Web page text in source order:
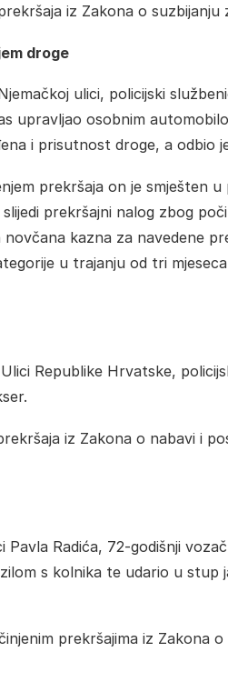
iz Zakona o suzbijanju
droge
ulici, policijski
upravljao osobnim
i prisutnost droge, a odbio
prekršaja on je smješten
prekršajni nalog zbog
kazna za navedene
u trajanju od tri
Republike Hrvatske,
iz Zakona o nabavi i
Radića, 72-godišnji
s kolnika te udario u stup
prekršajima iz Zakona